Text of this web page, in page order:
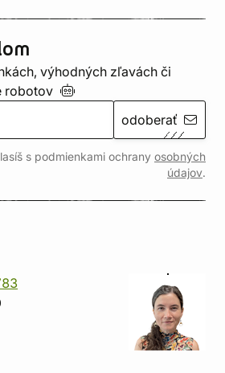
výhodných zľavách či
robotov
odoberať
s podmienkami ochrany osobných
údajov.